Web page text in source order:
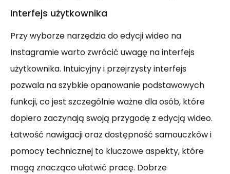
Interfejs użytkownika
Przy wyborze narzędzia do edycji wideo na
Instagramie warto zwrócić uwagę na interfejs
użytkownika. Intuicyjny i przejrzysty interfejs
pozwala na szybkie opanowanie podstawowych
funkcji, co jest szczególnie ważne dla osób, które
dopiero zaczynają swoją przygodę z edycją wideo.
Łatwość nawigacji oraz dostępność samouczków i
pomocy technicznej to kluczowe aspekty, które
mogą znacząco ułatwić pracę. Dobrze